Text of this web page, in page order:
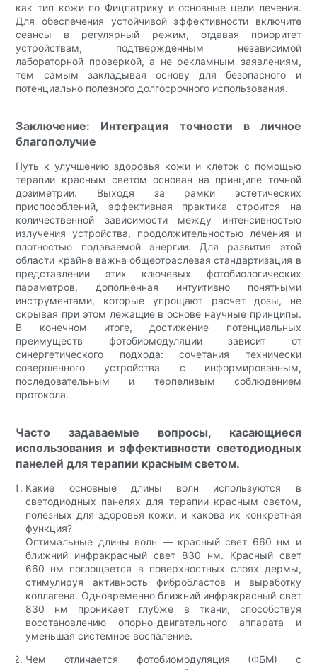
как тип кожи по Фицпатрику и основные цели лечения.
Для обеспечения устойчивой эффективности включите
сеансы в регулярный режим, отдавая приоритет
устройствам, подтвержденным независимой
лабораторной проверкой, а не рекламным заявлениям,
тем самым закладывая основу для безопасного и
потенциально полезного долгосрочного использования.
Заключение: Интеграция точности в личное
благополучие
Путь к улучшению здоровья кожи и клеток с помощью
терапии красным светом основан на принципе точной
дозиметрии. Выходя за рамки эстетических
приспособлений, эффективная практика строится на
количественной зависимости между интенсивностью
излучения устройства, продолжительностью лечения и
плотностью подаваемой энергии. Для развития этой
области крайне важна общеотраслевая стандартизация в
представлении этих ключевых фотобиологических
параметров, дополненная интуитивно понятными
инструментами, которые упрощают расчет дозы, не
скрывая при этом лежащие в основе научные принципы.
В конечном итоге, достижение потенциальных
преимуществ фотобиомодуляции зависит от
синергетического подхода: сочетания технически
совершенного устройства с информированным,
последовательным и терпеливым соблюдением
протокола.
Часто задаваемые вопросы, касающиеся
использования и эффективности светодиодных
панелей для терапии красным светом.
Какие основные длины волн используются в
светодиодных панелях для терапии красным светом,
полезных для здоровья кожи, и какова их конкретная
функция?
Оптимальные длины волн — красный свет 660 нм и
ближний инфракрасный свет 830 нм. Красный свет
660 нм поглощается в поверхностных слоях дермы,
стимулируя активность фибробластов и выработку
коллагена. Одновременно ближний инфракрасный свет
830 нм проникает глубже в ткани, способствуя
восстановлению опорно-двигательного аппарата и
уменьшая системное воспаление.
Чем отличается фотобиомодуляция (ФБМ) с